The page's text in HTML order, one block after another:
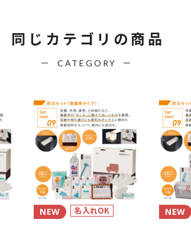
同じカテゴリの商品
CATEGORY
NEW 名入れOK NEW